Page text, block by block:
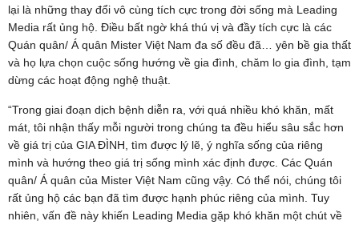
lại là những thay đổi vô cùng tích cực trong đời sống mà Leading
Media rất ủng hộ. Điều bất ngờ khá thú vị và đầy tích cực là các
Quán quân/ Á quân Mister Việt Nam đa số đều đã… yên bề gia thất
và họ lựa chọn cuộc sống hướng về gia đình, chăm lo gia đình, tạm
dừng các hoạt động nghệ thuật.
“Trong giai đoạn dịch bệnh diễn ra, với quá nhiều khó khăn, mất
mát, tôi nhận thấy mỗi người trong chúng ta đều hiểu sâu sắc hơn
về giá trị của GIA ĐÌNH, tìm được lý lẽ, ý nghĩa sống của riêng
mình và hướng theo giá trị sống mình xác định được. Các Quán
quân/ Á quân của Mister Việt Nam cũng vậy. Có thể nói, chúng tôi
rất ủng hộ các bạn đã tìm được hạnh phúc riêng của mình. Tuy
nhiên, vấn đề này khiến Leading Media gặp khó khăn một chút về